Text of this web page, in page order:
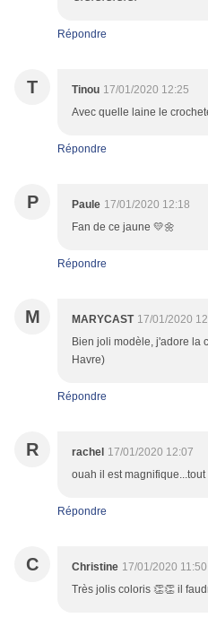
Répondre
T Tinou 17/01/2020 12:25
Avec quelle laine le
Répondre
P Paule 17/01/2020 12:18
Fan de ce jaune 💛🌼
Répondre
M MARYCAST 17/01/2020
Bien joli modèle, j'adore la
Havre)
Répondre
R rachel 17/01/2020 12:07
ouah il est
Répondre
C Christine 17/01/2020 11:50
Très jolis coloris 👏👏 il